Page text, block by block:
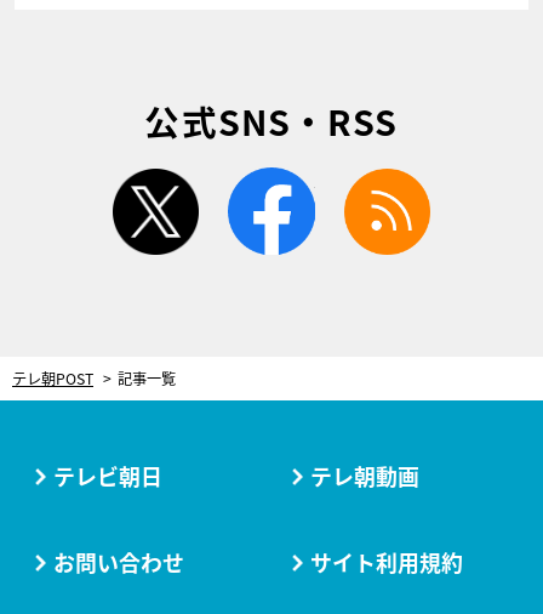
公式SNS・RSS
twitter facebook
テレ朝POST 記事一覧
テレビ朝日 テレ朝動画
お問い合わせ サイト利用規約